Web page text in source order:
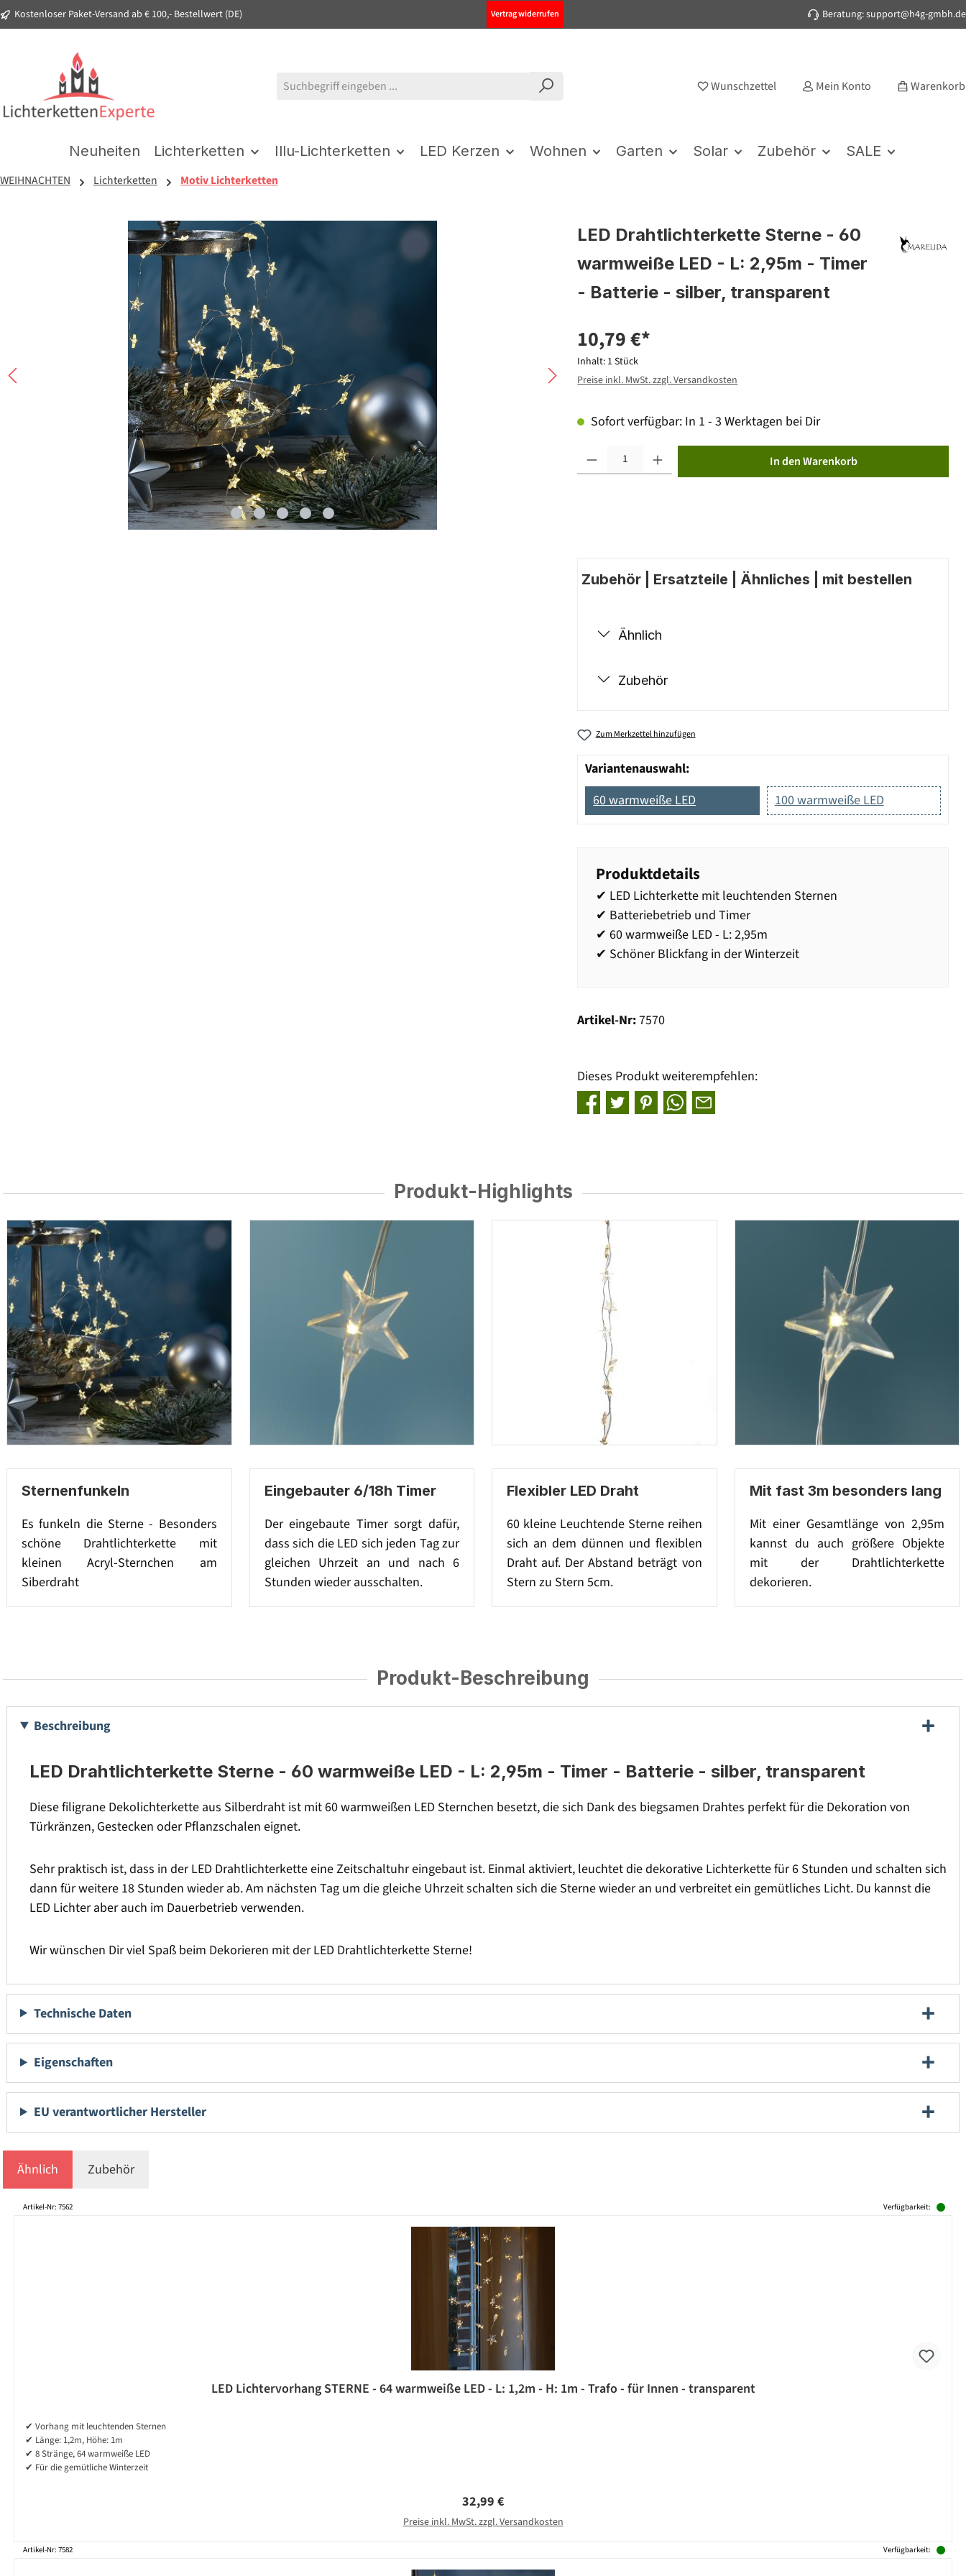
Zur Hauptnavigation springen
Kostenloser Paket-Versand ab € 100,- Bestellwert (DE) Vertrag widerrufen Beratung: support@h4g-gmbh.de
Wunschzettel Mein Konto Warenkorb
Neuheiten Lichterketten Illu-Lichterketten LED Kerzen Wohnen Garten Solar Zubehör SALE
WEIHNACHTEN Lichterketten Motiv Lichterketten
Bildergalerie überspringen
LED Drahtlichterkette Sterne - 60
warmweiße LED - L: 2,95m - Timer
- Batterie - silber, transparent
10,79 €*
Inhalt: 1 Stück
Preise inkl. MwSt. zzgl. Versandkosten
Sofort verfügbar: In 1 - 3 Werktagen bei Dir
In den Warenkorb
Zubehör | Ersatzteile | Ähnliches | mit bestellen
Ähnlich
Zubehör
Zum Merkzettel hinzufügen
Variantenauswahl:
60 warmweiße LED
100 warmweiße LED
Produktdetails
✔ LED Lichterkette mit leuchtenden Sternen
✔ Batteriebetrieb und Timer
✔ 60 warmweiße LED - L: 2,95m
✔ Schöner Blickfang in der Winterzeit
Artikel-Nr:7570
Dieses Produkt weiterempfehlen:
Produkt-Highlights
Sternenfunkeln
Es funkeln die Sterne - Besonders
schöne Drahtlichterkette mit
kleinen Acryl-Sternchen am
Siberdraht
Eingebauter 6/18h Timer
Der eingebaute Timer sorgt dafür,
dass sich die LED sich jeden Tag zur
gleichen Uhrzeit an und nach 6
Stunden wieder ausschalten.
Flexibler LED Draht
60 kleine Leuchtende Sterne reihen
sich an dem dünnen und flexiblen
Draht auf. Der Abstand beträgt von
Stern zu Stern 5cm.
Mit fast 3m besonders lang
Mit einer Gesamtlänge von 2,95m
kannst du auch größere Objekte
mit der Drahtlichterkette
dekorieren.
Produkt-Beschreibung
Beschreibung
LED Drahtlichterkette Sterne - 60 warmweiße LED - L: 2,95m - Timer - Batterie - silber, transparent
Diese filigrane Dekolichterkette aus Silberdraht ist mit 60 warmweißen LED Sternchen besetzt, die sich Dank des biegsamen Drahtes perfekt für die Dekoration von
Türkränzen, Gestecken oder Pflanzschalen eignet.
Sehr praktisch ist, dass in der LED Drahtlichterkette eine Zeitschaltuhr eingebaut ist. Einmal aktiviert, leuchtet die dekorative Lichterkette für 6 Stunden und schalten sich
dann für weitere 18 Stunden wieder ab. Am nächsten Tag um die gleiche Uhrzeit schalten sich die Sterne wieder an und verbreitet ein gemütliches Licht. Du kannst die
LED Lichter aber auch im Dauerbetrieb verwenden.
Wir wünschen Dir viel Spaß beim Dekorieren mit der LED Drahtlichterkette Sterne!
Technische Daten
Eigenschaften
EU verantwortlicher Hersteller
Ähnlich Zubehör
Produktgalerie überspringen
Artikel-Nr: 7562 Verfügbarkeit:
LED Lichtervorhang STERNE - 64 warmweiße LED - L: 1,2m - H: 1m - Trafo - für Innen - transparent
✔ Vorhang mit leuchtenden Sternen
✔ Länge: 1,2m, Höhe: 1m
✔ 8 Stränge, 64 warmweiße LED
✔ Für die gemütliche Winterzeit
Regulärer Preis:
32,99 €
Preise inkl. MwSt. zzgl. Versandkosten
Artikel-Nr: 7582 Verfügbarkeit: